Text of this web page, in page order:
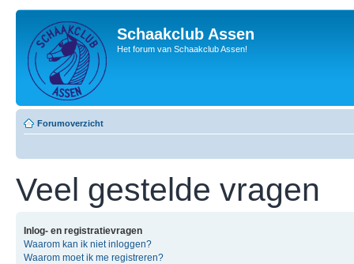
Schaakclub Assen
Het forum van Schaakclub Assen!
Forumoverzicht
Veel gestelde vragen
Inlog- en registratievragen
Waarom kan ik niet inloggen?
Waarom moet ik me registreren?